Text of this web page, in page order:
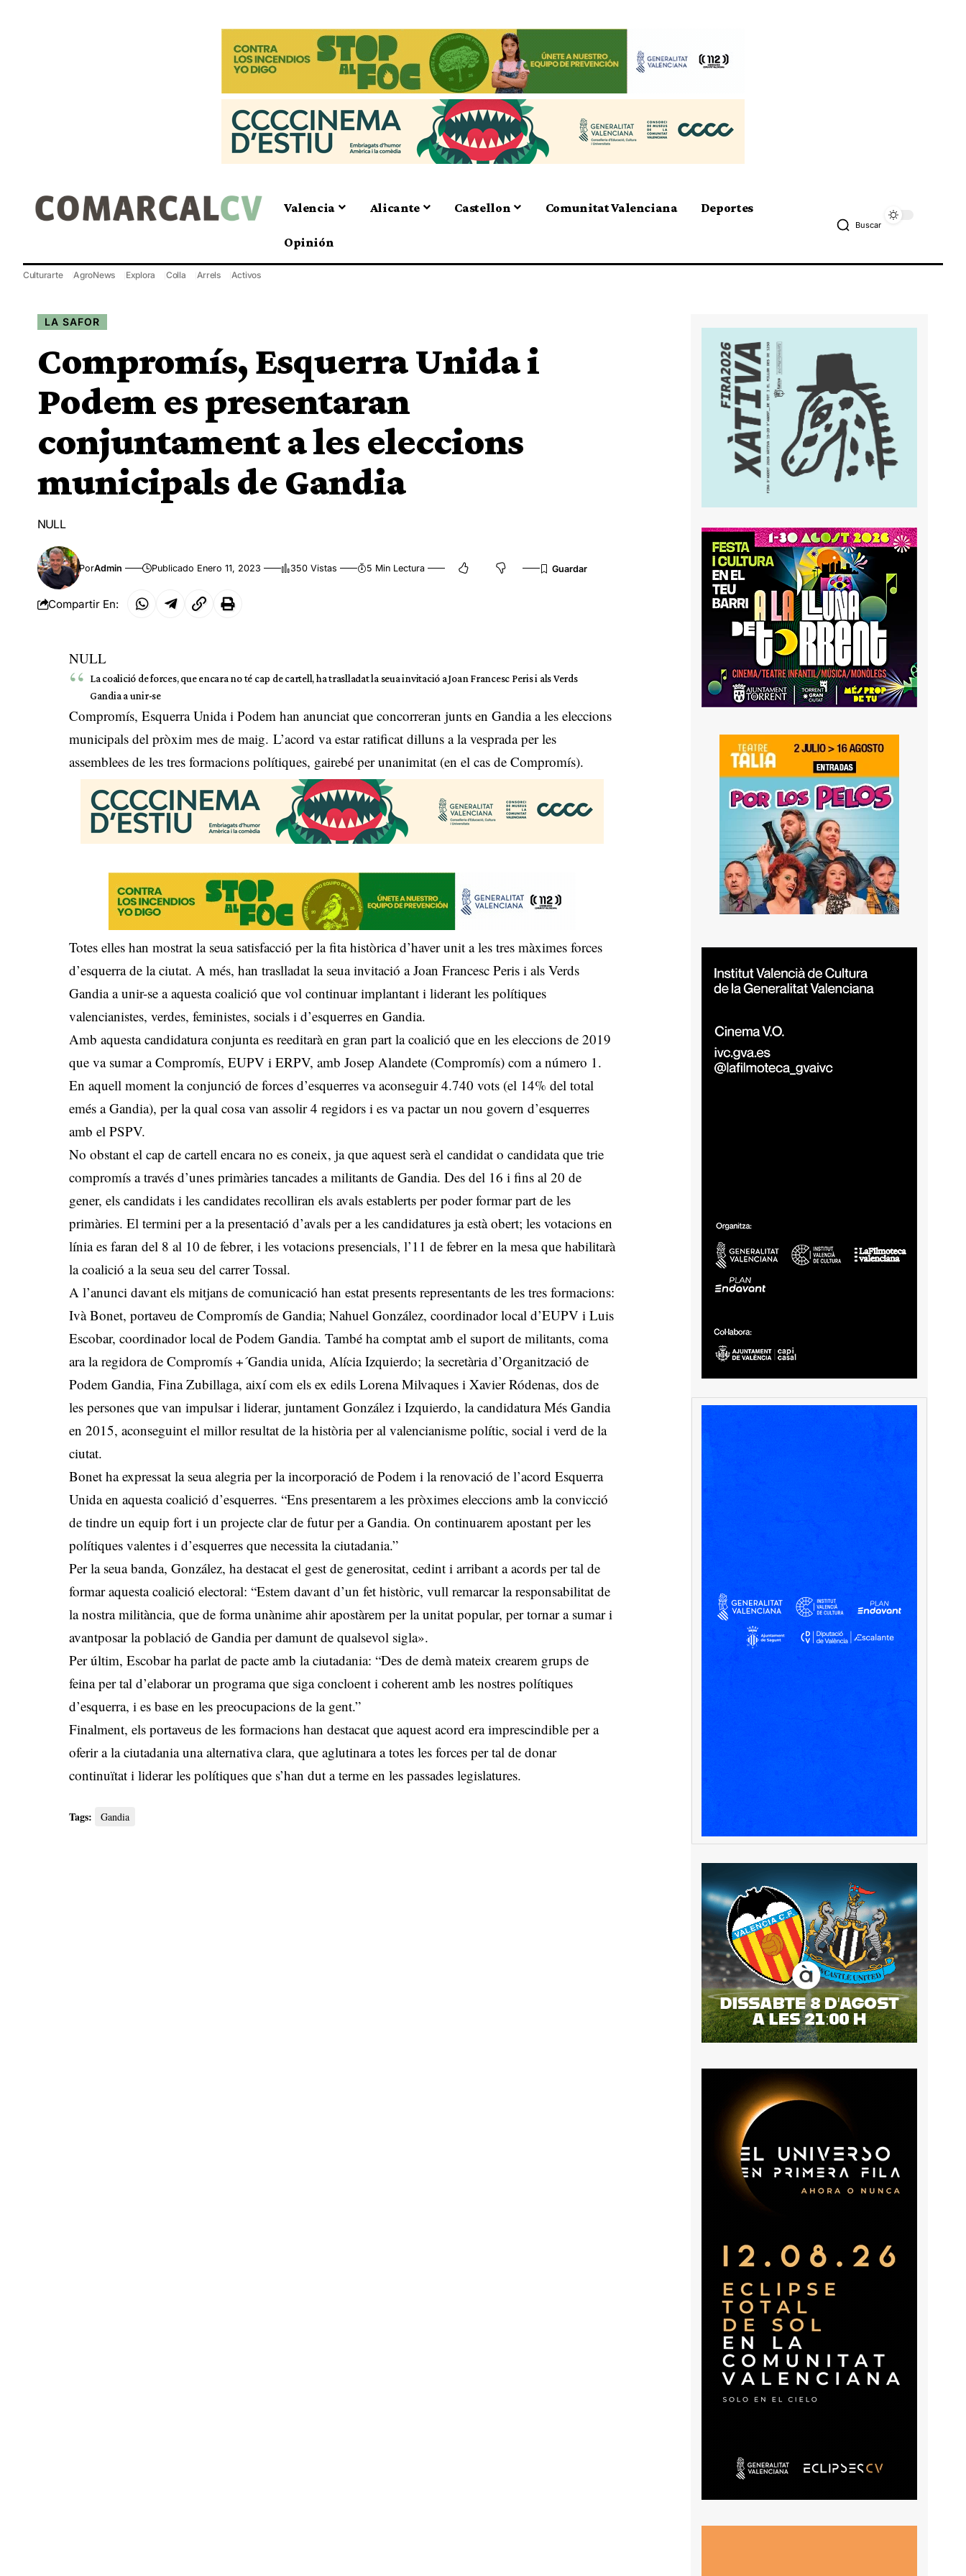
Valencia Alicante Castellon Comunitat Valenciana Deportes
Opinión
Buscar
Culturarte AgroNews Explora Colla Arrels Activos
LA SAFOR
Compromís, Esquerra Unida i
Podem es presentaran
conjuntament a les eleccions
municipals de Gandia
NULL
PorAdmin Publicado Enero 11, 2023 350 Vistas 5 Min Lectura
Compartir En:
NULL
La coalició de forces, que encara no té cap de cartell, ha traslladat la seua invitació a Joan Francesc Peris i als Verds
Gandia a unir-se
Compromís, Esquerra Unida i Podem han anunciat que concorreran junts en Gandia a les eleccions
municipals del pròxim mes de maig. L’acord va estar ratificat dilluns a la vesprada per les
assemblees de les tres formacions polítiques, gairebé per unanimitat (en el cas de Compromís).
Totes elles han mostrat la seua satisfacció per la fita històrica d’haver unit a les tres màximes forces
d’esquerra de la ciutat. A més, han traslladat la seua invitació a Joan Francesc Peris i als Verds
Gandia a unir-se a aquesta coalició que vol continuar implantant i liderant les polítiques
valencianistes, verdes, feministes, socials i d’esquerres en Gandia.
Amb aquesta candidatura conjunta es reeditarà en gran part la coalició que en les eleccions de 2019
que va sumar a Compromís, EUPV i ERPV, amb Josep Alandete (Compromís) com a número 1.
En aquell moment la conjunció de forces d’esquerres va aconseguir 4.740 vots (el 14% del total
emés a Gandia), per la qual cosa van assolir 4 regidors i es va pactar un nou govern d’esquerres
amb el PSPV.
No obstant el cap de cartell encara no es coneix, ja que aquest serà el candidat o candidata que trie
compromís a través d’unes primàries tancades a militants de Gandia. Des del 16 i fins al 20 de
gener, els candidats i les candidates recolliran els avals establerts per poder formar part de les
primàries. El termini per a la presentació d’avals per a les candidatures ja està obert; les votacions en
línia es faran del 8 al 10 de febrer, i les votacions presencials, l’11 de febrer en la mesa que habilitarà
la coalició a la seua seu del carrer Tossal.
A l’anunci davant els mitjans de comunicació han estat presents representants de les tres formacions:
Ivà Bonet, portaveu de Compromís de Gandia; Nahuel González, coordinador local d’EUPV i Luis
Escobar, coordinador local de Podem Gandia. També ha comptat amb el suport de militants, coma
ara la regidora de Compromís +´Gandia unida, Alícia Izquierdo; la secretària d’Organització de
Podem Gandia, Fina Zubillaga, així com els ex edils Lorena Milvaques i Xavier Ródenas, dos de
les persones que van impulsar i liderar, juntament González i Izquierdo, la candidatura Més Gandia
en 2015, aconseguint el millor resultat de la història per al valencianisme polític, social i verd de la
ciutat.
Bonet ha expressat la seua alegria per la incorporació de Podem i la renovació de l’acord Esquerra
Unida en aquesta coalició d’esquerres. “Ens presentarem a les pròximes eleccions amb la convicció
de tindre un equip fort i un projecte clar de futur per a Gandia. On continuarem apostant per les
polítiques valentes i d’esquerres que necessita la ciutadania.”
Per la seua banda, González, ha destacat el gest de generositat, cedint i arribant a acords per tal de
formar aquesta coalició electoral: “Estem davant d’un fet històric, vull remarcar la responsabilitat de
la nostra militància, que de forma unànime ahir apostàrem per la unitat popular, per tornar a sumar i
avantposar la població de Gandia per damunt de qualsevol sigla».
Per últim, Escobar ha parlat de pacte amb la ciutadania: “Des de demà mateix crearem grups de
feina per tal d’elaborar un programa que siga concloent i coherent amb les nostres polítiques
d’esquerra, i es base en les preocupacions de la gent.”
Finalment, els portaveus de les formacions han destacat que aquest acord era imprescindible per a
oferir a la ciutadania una alternativa clara, que aglutinara a totes les forces per tal de donar
continuïtat i liderar les polítiques que s’han dut a terme en les passades legislatures.
Tags: Gandia